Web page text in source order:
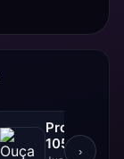
Progresso
105.1 FM
›